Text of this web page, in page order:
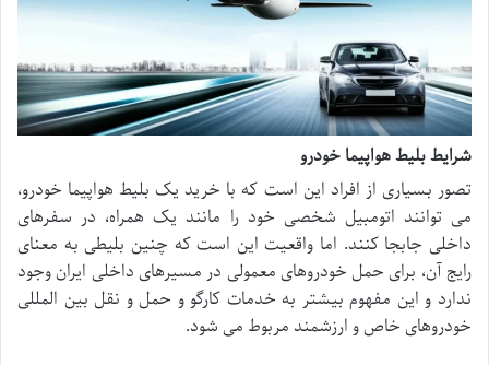
شرایط بلیط هواپیما خودرو
تصور بسیاری از افراد این است که با خرید یک بلیط هواپیما خودرو،
می توانند اتومبیل شخصی خود را مانند یک همراه، در سفرهای
داخلی جابجا کنند. اما واقعیت این است که چنین بلیطی به معنای
رایج آن، برای حمل خودروهای معمولی در مسیرهای داخلی ایران وجود
ندارد و این مفهوم بیشتر به خدمات کارگو و حمل و نقل بین المللی
خودروهای خاص و ارزشمند مربوط می شود.